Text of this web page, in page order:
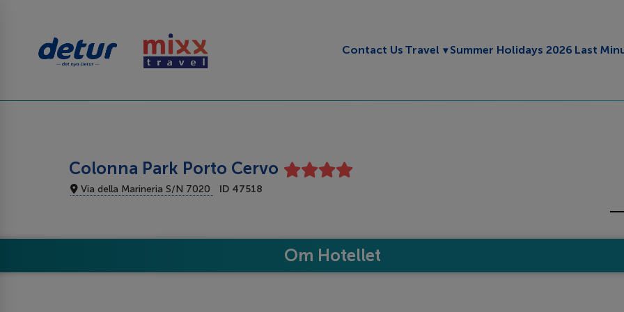
Contact Us Travel Toggle submenu
Summer Holidays 2026 Last
Colonna Park Porto Cervo
Via della Marineria S/N 7020 ID 47518
Om Hotellet